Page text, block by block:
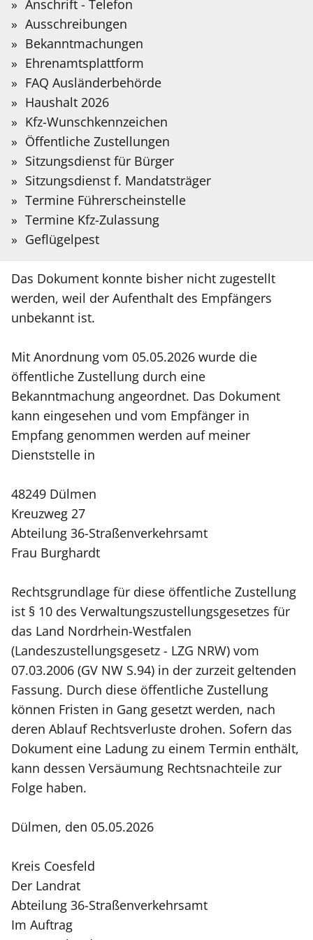
Cukur
Meldung
vom:
13.05.2026
Benachrichtigung des Kreises Coesfeld über
die Anordnung einer öffentlichen Zustellung
gem. § 10 LZG NRW an Herrn Efe Cukur
Ein Dokument des Kreises Coesfeld vom
05.05.2026, Aktenzeichen 36 VA COE-I3535, ist
zuzustellen an Herrn Efe Cukur, zuletzt wohnhaft
in Bahnhofstr. 8, 48301 Nottuln.
Das Dokument konnte bisher nicht zugestellt
werden, weil der Aufenthalt des Empfängers
unbekannt ist.
Mit Anordnung vom 05.05.2026 wurde die
öffentliche Zustellung durch eine
Bekanntmachung angeordnet. Das Dokument
kann eingesehen und vom Empfänger in
Empfang genommen werden auf meiner
Dienststelle in
48249 Dülmen
Kreuzweg 27
Abteilung 36-Straßenverkehrsamt
Frau Burghardt
Rechtsgrundlage für diese öffentliche Zustellung
ist § 10 des Verwaltungszustellungsgesetzes für
das Land Nordrhein-Westfalen
(Landeszustellungsgesetz - LZG NRW) vom
07.03.2006 (GV NW S.94) in der zurzeit geltenden
Fassung. Durch diese öffentliche Zustellung
können Fristen in Gang gesetzt werden, nach
deren Ablauf Rechtsverluste drohen. Sofern das
Dokument eine Ladung zu einem Termin enthält,
kann dessen Versäumung Rechtsnachteile zur
Folge haben.
Dülmen, den 05.05.2026
Kreis Coesfeld
Der Landrat
Abteilung 36-Straßenverkehrsamt
Im Auftrag
Auf der folgenden Seite stellen wir Informationen
in Deutscher Gebärdensprache bereit, die mit
Hilfe Künstlicher Intelligenz übersetzt wurden.
Gebärdensprache
Sie?
Bitte
Suchbegriff
eingeben.
Anschrift - Telefon
Ausschreibungen
Bekanntmachungen
Ehrenamtsplattform
FAQ Ausländerbehörde
Haushalt 2026
Kfz-Wunschkennzeichen
Öffentliche Zustellungen
Sitzungsdienst für Bürger
Sitzungsdienst f. Mandatsträger
Termine Führerscheinstelle
Termine Kfz-Zulassung
Geflügelpest